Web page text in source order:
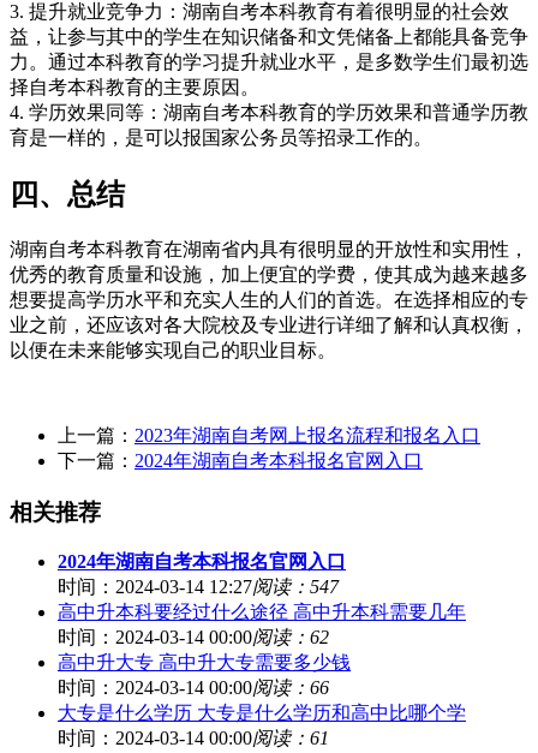
3. 提升就业竞争力：湖南自考本科教育有着很明显的社会效
益，让参与其中的学生在知识储备和文凭储备上都能具备竞争
力。通过本科教育的学习提升就业水平，是多数学生们最初选
择自考本科教育的主要原因。
4. 学历效果同等：湖南自考本科教育的学历效果和普通学历教
育是一样的，是可以报国家公务员等招录工作的。
四、总结
湖南自考本科教育在湖南省内具有很明显的开放性和实用性，
优秀的教育质量和设施，加上便宜的学费，使其成为越来越多
想要提高学历水平和充实人生的人们的首选。在选择相应的专
业之前，还应该对各大院校及专业进行详细了解和认真权衡，
以便在未来能够实现自己的职业目标。
上一篇： 2023年湖南自考网上报名流程和报名入口
下一篇： 2024年湖南自考本科报名官网入口
相关推荐
2024年湖南自考本科报名官网入口
时间：2024-03-14 12:27阅读：547
高中升本科要经过什么途径 高中升本科需要几年
时间：2024-03-14 00:00阅读：62
高中升大专 高中升大专需要多少钱
时间：2024-03-14 00:00阅读：66
大专是什么学历 大专是什么学历和高中比哪个学
时间：2024-03-14 00:00阅读：61